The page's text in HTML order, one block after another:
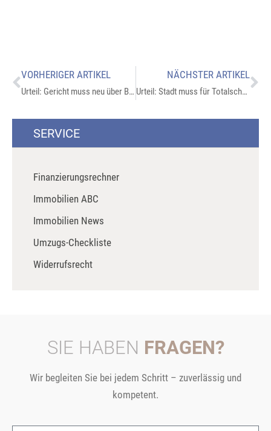
VORHERIGER ARTIKEL
Urteil: Gericht muss neu über Betretungsrecht bei Immobilienverkauf verhandeln
NÄCHSTER ARTIKEL
Urteil: Stadt muss für Totalschaden an Auto zahlen
SERVICE
Finanzierungsrechner
Immobilien ABC
Immobilien News
Umzugs-Checkliste
Widerrufsrecht
SIE HABEN FRAGEN?
Wir begleiten Sie bei jedem Schritt – zuverlässig und
kompetent.